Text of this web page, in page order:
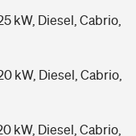
kW, Diesel, Cabrio,
kW, Diesel, Cabrio,
kW, Diesel, Cabrio,